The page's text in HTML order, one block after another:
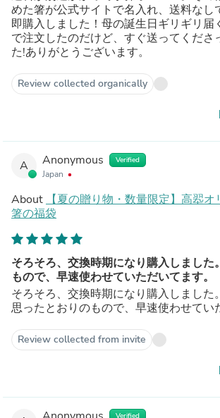
めた箸が公式サイトで名入れ、送料なし
即購入しました！母の誕生日ギリギリ届
で注文したのだけど、すぐ送ってくださ
た!ありがとうございます。
Review collected organically
A Anonymous Verified
Japan
About
【夏の贈り物・数量限定】高翆
箸の福袋
そろそろ、交換時期になり購入しました
もので、早速使わせていただいてます。
そろそろ、交換時期になり購入しました。
思ったとおりのもので、早速使わせてい
Review collected from invite
Verified